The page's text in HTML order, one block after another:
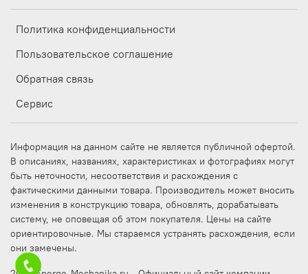
Политика конфиденциальности
Пользовательское соглашение
Обратная связь
Сервис
Информация на данном сайте не является публичной офертой.
В описаниях, названиях, характеристиках и фотографиях могут
быть неточности, несоответствия и расхождения с
фактическими данными товара. Производитель может вносить
изменения в конструкцию товара, обновлять, дорабатывать
систему, не оповещая об этом покупателя. Цены на сайте
ориентировочные. Мы стараемся устранять расхождения, если
они замечены.